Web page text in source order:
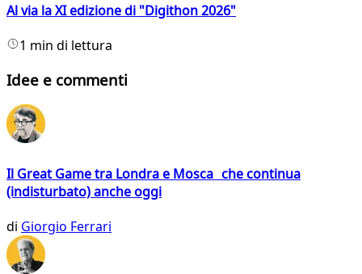
Al via la XI edizione di "Digithon 2026"
1 min di lettura
Idee e commenti
Il Great Game tra Londra e Mosca che continua
(indisturbato) anche oggi
di Giorgio Ferrari